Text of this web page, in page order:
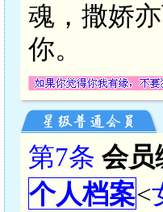
魂，撒娇
你。
第7条 会员
个人档案<